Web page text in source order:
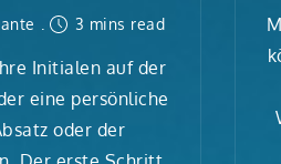
3 mins read
Initialen auf der
eine persönliche
oder der